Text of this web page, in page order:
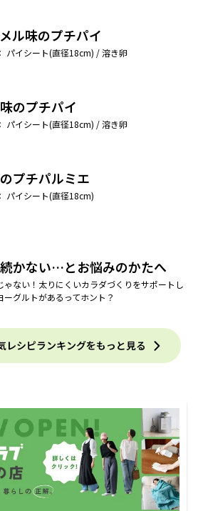
ル味のプチパイ
パイシート(直径18cm) / 溶き卵
のプチパイ
パイシート(直径18cm) / 溶き卵
プチパルミエ
パイシート(直径18cm)
かない…とお悩みのかたへ
ゃない！太りにくいカラダづくりをサポートし
ーグルトがあるってホント？
レシピランキングをもっと見る